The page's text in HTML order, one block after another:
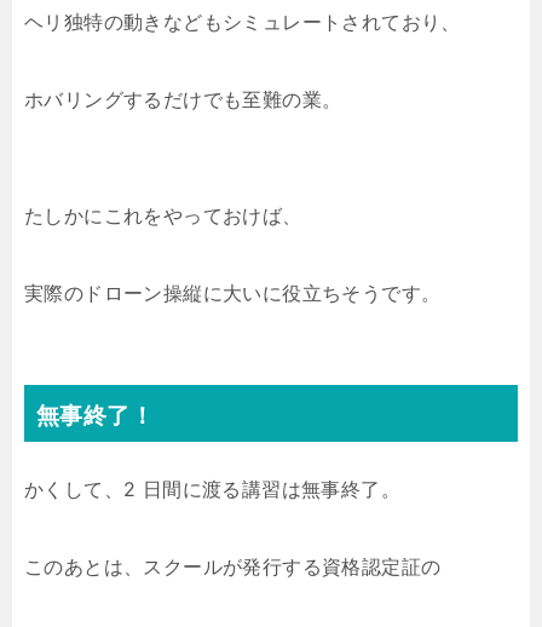
ヘリ独特の動きなどもシミュレートされており、
ホバリングするだけでも至難の業。
たしかにこれをやっておけば、
実際のドローン操縦に大いに役立ちそうです。
無事終了！
かくして、2 日間に渡る講習は無事終了。
このあとは、スクールが発行する資格認定証の